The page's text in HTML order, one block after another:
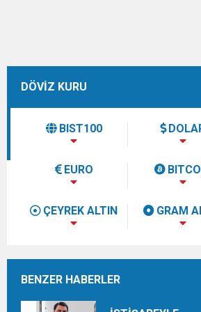
DÖVİZ KURU
BIST100
EURO
ÇEYREK ALTIN GRAM
BENZER HABERLER